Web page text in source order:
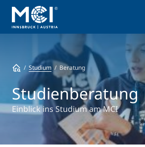
Bachelor
Wirtschaft & Gesellschaft
Technologie & Life Sciences
Master
Wirtschaft & Gesellschaft
Technologie & Life Sciences
Wirtschaft & Gesellschaft
Technologie & Life Sciences
Doktorat
Doktoratsprogramme
PhD | DBA
Executive Master
MBA | MSC | LL. M.
Studium Beratung
Studienberatung
Einblick ins Studium am MCI